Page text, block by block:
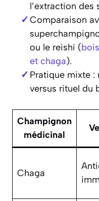
l’extraction des
Comparaison
ou le reishi (
et chaga).
Pratique mixte
versus rituel du
Champignon
médicinal
Chaga